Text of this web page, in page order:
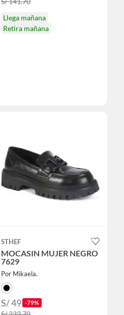
Llega mañana
Retira mañana
STHEF
MOCASIN MUJER NEGRO
7629
Por Mikaela.
S/ 49 -79%